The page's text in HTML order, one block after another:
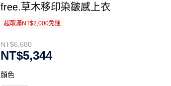
free.草木移印染皺感上衣
超取滿NT$2,000免運
NT$6,680
NT$5,344
顏色